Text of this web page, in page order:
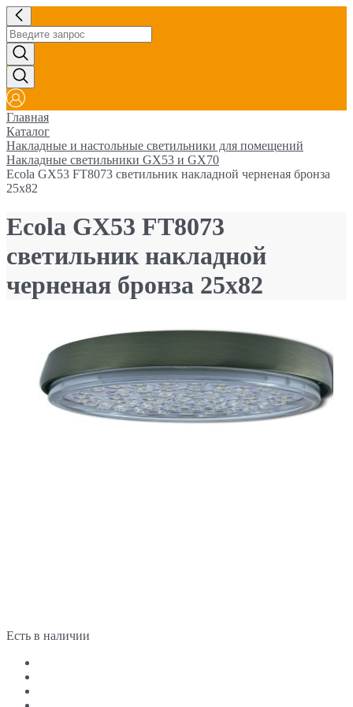
Главная
Каталог
Накладные и настольные светильники для помещений
Накладные светильники GX53 и GX70
Ecola GX53 FT8073 светильник накладной черненая бронза
25x82
Ecola GX53 FT8073
светильник накладной
черненая бронза 25x82
Есть в наличии